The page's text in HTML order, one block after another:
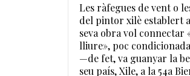
Les ràfegues de vent o
del pintor xilè establert
seva obra vol connectar
lliure», poc
—de fet, va guanyar la
seu país, Xile, a la 54a